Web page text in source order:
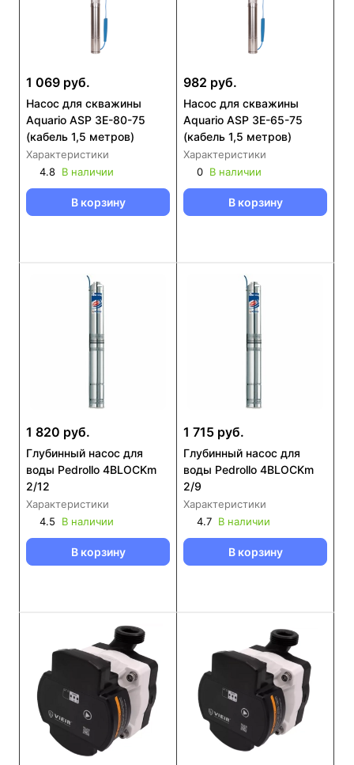
1 069 руб.
Насос для скважины
Aquario ASP 3E-80-75
(кабель 1,5 метров)
Характеристики
4.8 В наличии
В корзину
982 руб.
Насос для скважины
Aquario ASP 3E-65-75
(кабель 1,5 метров)
Характеристики
0 В наличии
В корзину
1 820 руб.
Глубинный насос для
воды Pedrollo 4BLOCKm
2/12
Характеристики
4.5
В наличии
В корзину
1 715 руб.
Глубинный насос для
воды Pedrollo 4BLOCKm
2/9
Характеристики
4.7 В наличии
В корзину